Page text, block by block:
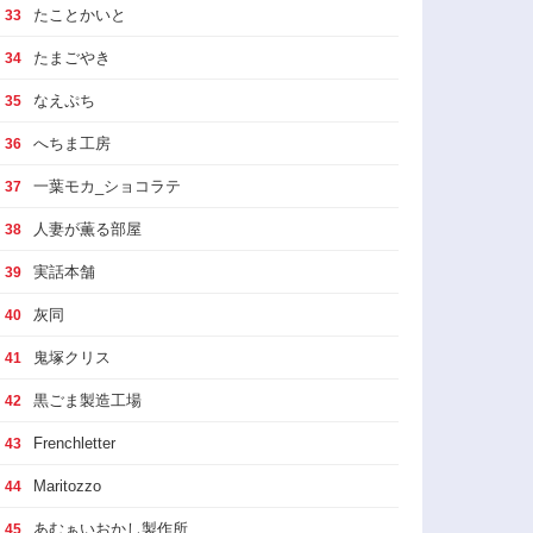
33 たことかいと
34 たまごやき
35 なえぷち
36 へちま工房
37 一葉モカ_ショコラテ
38 人妻が薫る部屋
39 実話本舗
40 灰同
41 鬼塚クリス
42 黒ごま製造工場
43 Frenchletter
44 Maritozzo
45 あむぁいおかし製作所